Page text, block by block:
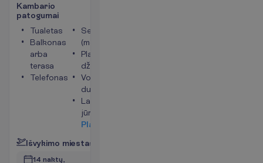
Kambario
patogumai
Tualetas
Balkonas
arba
terasa
Telefonas
Seifas
(mokama)
Plaukų
džiovintuvas
Vonia arba
dušas
Langai į
jūros pusę
Pla
Išvykimo miestas
14 naktų,